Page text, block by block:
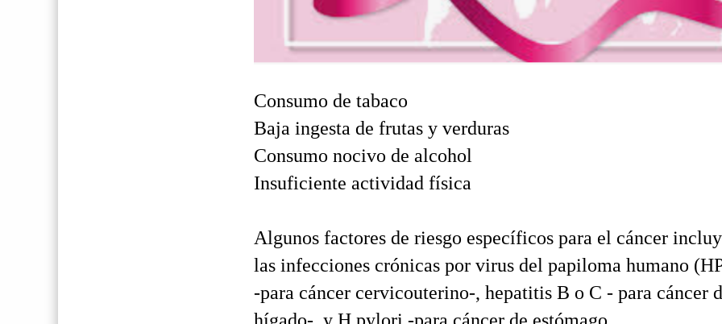
Consumo de tabaco
Baja ingesta de frutas y verduras
Consumo nocivo de alcohol
Insuficiente actividad física
Algunos factores de riesgo específicos para el cáncer
las infecciones crónicas por virus del papiloma humano
-para cáncer cervicouterino-, hepatitis B o C - para cáncer